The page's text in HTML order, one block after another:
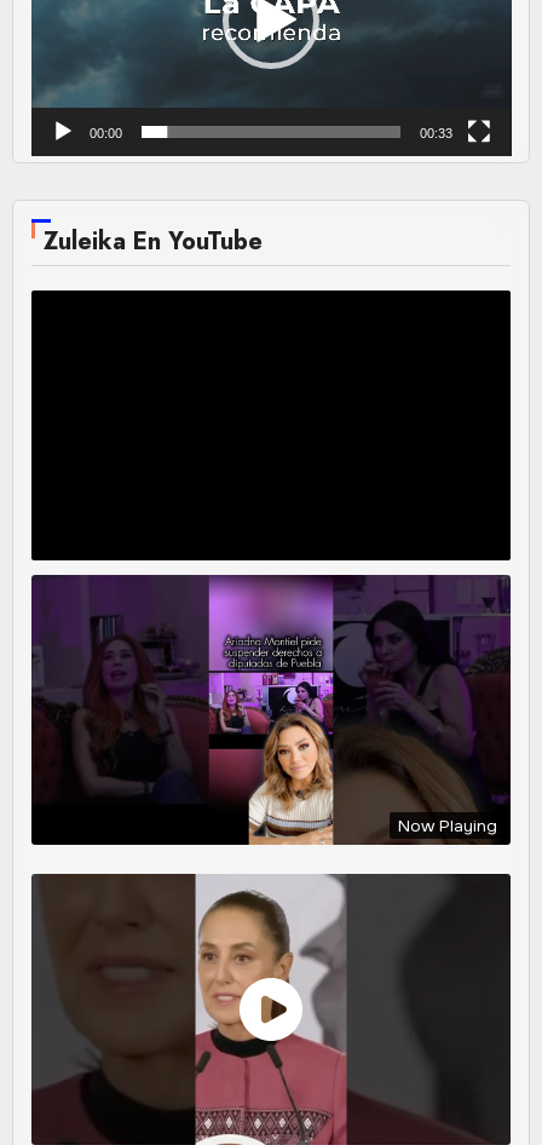
00:00 00:33
Zuleika En YouTube
Now Playing